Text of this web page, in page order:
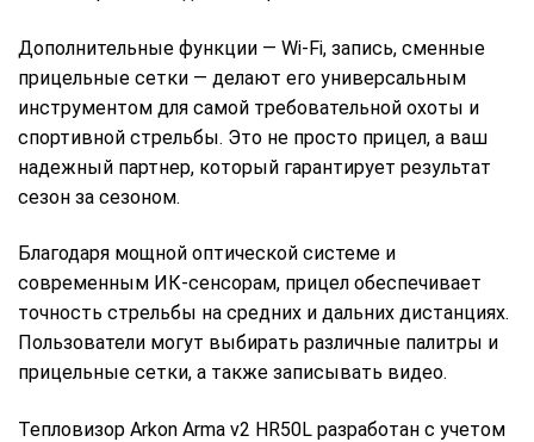
Дополнительные функции — Wi-Fi, запись, сменные
прицельные сетки — делают его универсальным
инструментом для самой требовательной охоты и
спортивной стрельбы. Это не просто прицел, а ваш
надежный партнер, который гарантирует результат
сезон за сезоном.
Благодаря мощной оптической системе и
современным ИК-сенсорам, прицел обеспечивает
точность стрельбы на средних и дальних дистанциях.
Пользователи могут выбирать различные палитры и
прицельные сетки, а также записывать видео.
Тепловизор Arkon Arma v2 HR50L разработан с учетом